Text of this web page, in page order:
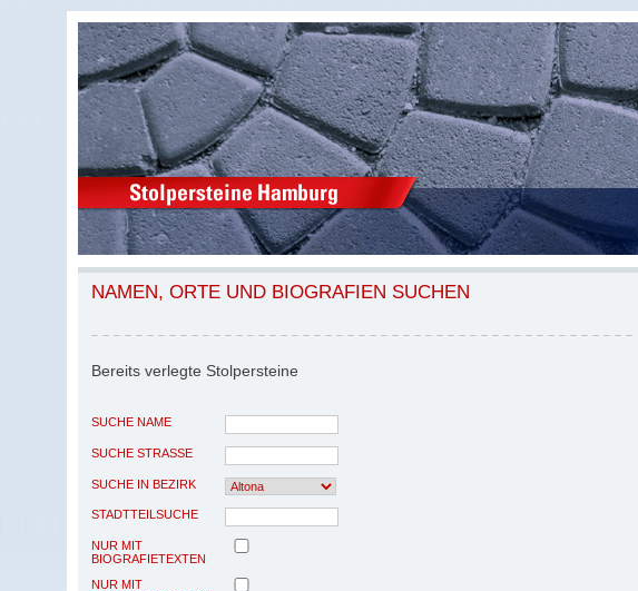
NAMEN, ORTE UND BIOGRAFIEN SUCHEN
Bereits verlegte Stolpersteine
SUCHE NAME
SUCHE STRASSE
SUCHE IN BEZIRK
STADTTEILSUCHE
NUR MIT
BIOGRAFIETEXTEN
NUR MIT